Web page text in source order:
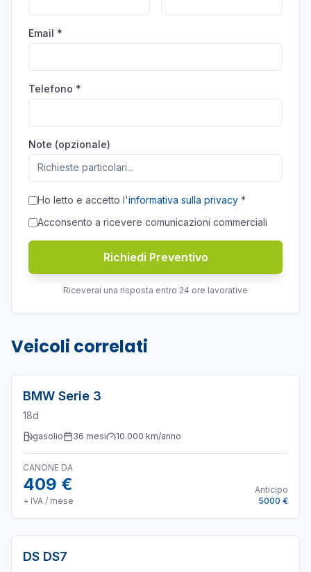
Email *
Telefono *
Note (opzionale)
Ho letto e accetto l'informativa sulla privacy *
Acconsento a ricevere comunicazioni commerciali
Richiedi Preventivo
Riceverai una risposta entro 24 ore lavorative
Veicoli correlati
BMW Serie 3
18d
gasolio 36 mesi 10.000 km/anno
CANONE DA
409 €
+ IVA / mese
Anticipo
5000 €
DS DS7